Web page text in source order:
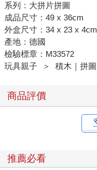
系列：大拼片拼圖
成品尺寸：49 x 36cm
外盒尺寸：34 x 23 x 4cm
產地：德國
檢驗標章：M33572
玩具親子
＞ 積木｜拼圖
商品評價
推薦必看